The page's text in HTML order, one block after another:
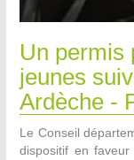
Un permis
jeunes
Ardèche -
Le Conseil
dispositif en